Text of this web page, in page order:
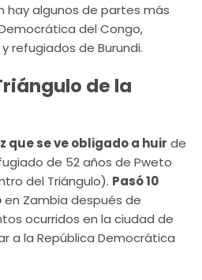
hay algunos de partes más
del Congo,
refugiados de Burundi.
de la
que se ve obligado a huir de
de 52 años de Pweto
del Triángulo). Pasó 10
en Zambia después de
ocurridos en la ciudad de
a la República Democrática